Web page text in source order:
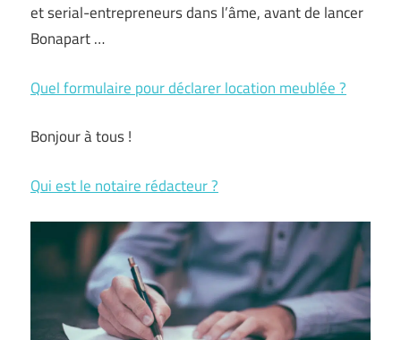
et serial-entrepreneurs dans l’âme, avant de lancer
Bonapart …
Quel formulaire pour déclarer location meublée ?
Bonjour à tous !
Qui est le notaire rédacteur ?